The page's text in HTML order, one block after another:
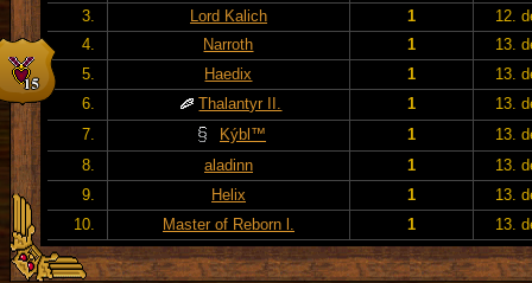
3.
Lord Kalich 1
12.
4.
Narroth 1
13.
5.
Haedix 1
13.
6.
Thalantyr II. 1
13.
7.
Kýbl™ 1
13.
8.
aladinn 1
13.
9.
Helix 1
13.
10.
Master of Reborn l. 1 13.